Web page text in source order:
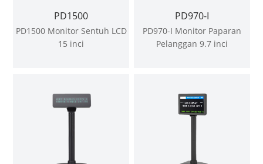
PD1500
PD1500 Monitor Sentuh LCD
15 inci
PD970-I
PD970-I Monitor Paparan
Pelanggan 9.7 inci